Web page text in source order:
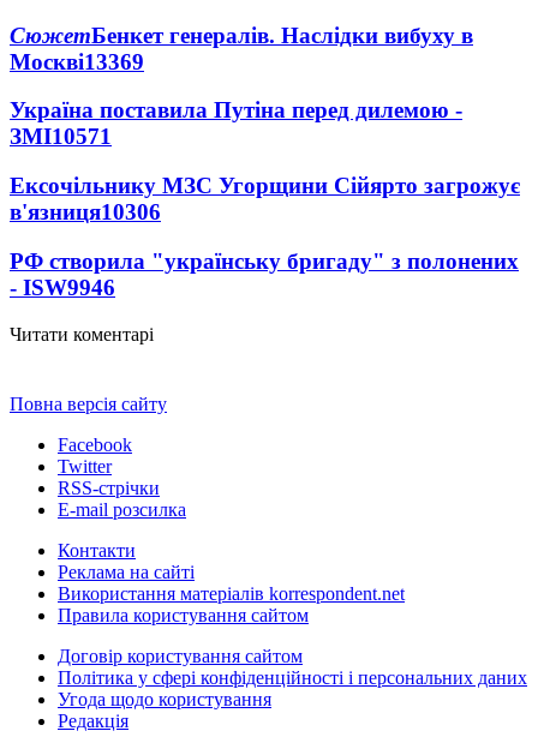
СюжетБенкет генералів. Наслідки вибуху в
Москві13369
Україна поставила Путіна перед дилемою -
ЗМІ10571
Ексочільнику МЗС Угорщини Сійярто загрожує
в'язниця10306
РФ створила "українську бригаду" з полонених
- ISW9946
Читати коментарі
Повна версія сайту
Facebook
Twitter
RSS-стрічки
E-mail розсилка
Контакти
Реклама на сайті
Використання матеріалів korrespondent.net
Правила користування сайтом
Договір користування сайтом
Політика у сфері конфіденційності і персональних даних
Угода щодо користування
Редакція